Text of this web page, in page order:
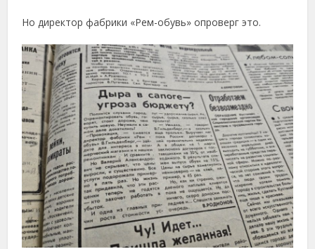
Но директор фабрики «Рем-обувь» опроверг это.